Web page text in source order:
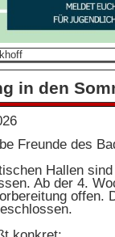
in den
Freunde des
Hallen
Ab der 4.
offen.